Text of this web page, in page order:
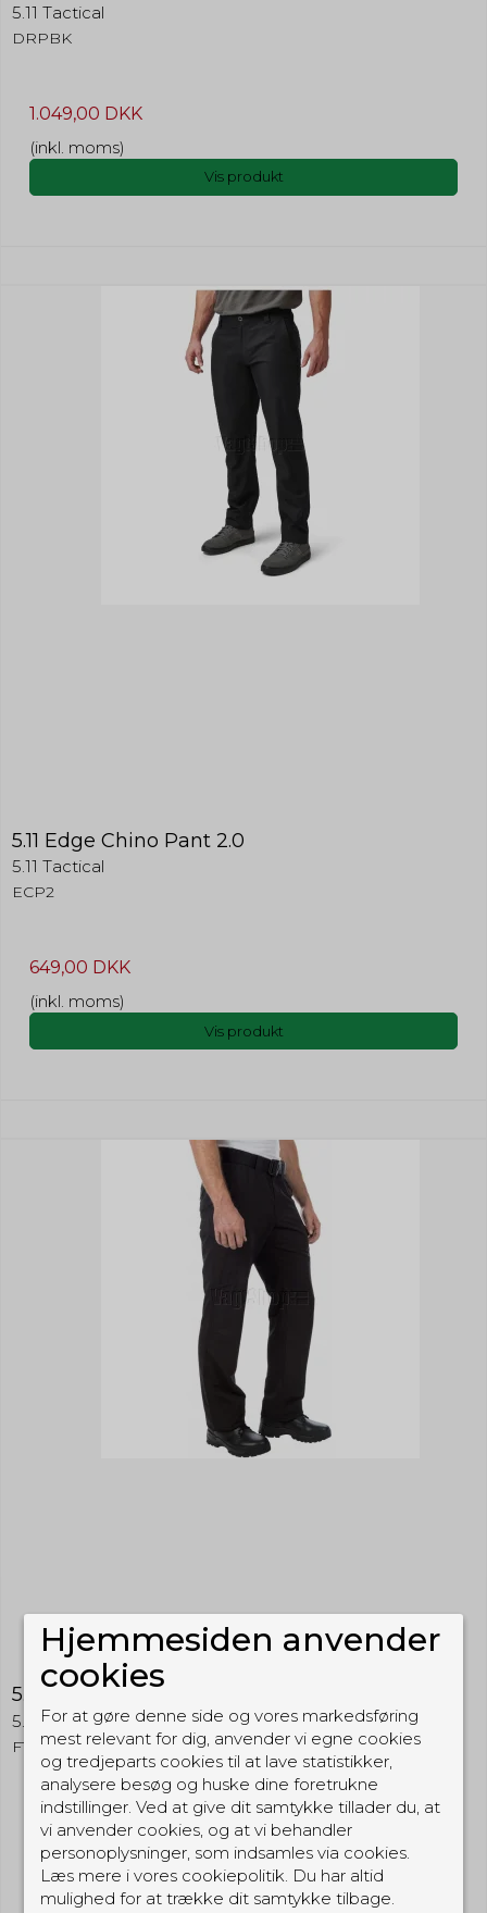
5.11 Tactical
DRPBK
1.049,00 DKK
(inkl. moms)
Vis produkt
5.11 Edge Chino Pant 2.0
5.11 Tactical
ECP2
649,00 DKK
(inkl. moms)
Vis produkt
5.11 Fast-Tac Cargo Pant
5.11 Tactical
FTC
529,00 DKK
(inkl. moms)
Vis produkt
Hjemmesiden anvender
cookies
For at gøre denne side og vores markedsføring
mest relevant for dig, anvender vi egne cookies
og tredjeparts cookies til at lave statistikker,
analysere besøg og huske dine foretrukne
indstillinger. Ved at give dit samtykke tillader du, at
vi anvender cookies, og at vi behandler
personoplysninger, som indsamles via cookies.
Læs mere i vores cookiepolitik. Du har altid
mulighed for at trække dit samtykke tilbage.